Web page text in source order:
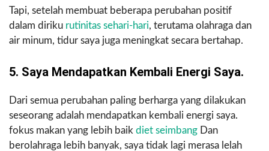
Tapi, setelah membuat beberapa perubahan positif
dalam diriku rutinitas sehari-hari, terutama olahraga dan
air minum, tidur saya juga meningkat secara bertahap.
5. Saya Mendapatkan Kembali Energi Saya.
Dari semua perubahan paling berharga yang dilakukan
seseorang adalah mendapatkan kembali energi saya.
fokus makan yang lebih baik diet seimbang Dan
berolahraga lebih banyak, saya tidak lagi merasa lelah